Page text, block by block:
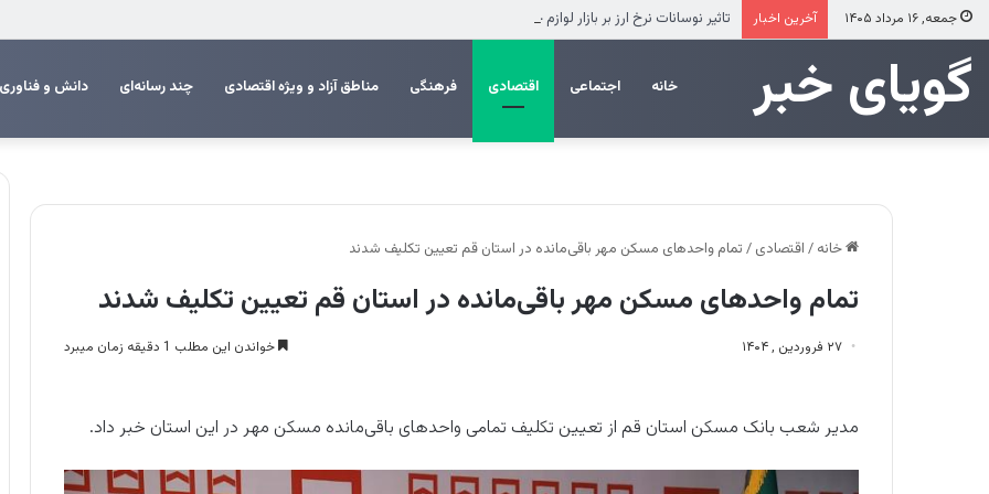
جمعه, ۱۶ مرداد ۱۴۰۵ آخرین اخبار تاثیر نوسانات نرخ ارز بر بازار لوازم خانگی
‌‌‌گویای خبر خانه اجتماعی اقتصادی فرهنگی مناطق آزاد و ویژه اقتصادی چند رسانه‌ای دانش و فناوری
خانه / اقتصادی / تمام واحدهای مسکن مهر باقی‌مانده در استان قم تعیین تکلیف شدند
تمام واحدهای مسکن مهر باقی‌مانده در استان قم تعیین تکلیف شدند
۲۷ فروردین , ۱۴۰۴ خواندن این مطلب 1 دقیقه زمان میبرد
مدیر شعب بانک مسکن استان قم از تعیین تکلیف تمامی واحدهای باقی‌مانده مسکن مهر در این استان خبر داد.